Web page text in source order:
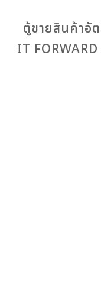
ตู้ขายสินค้าอั
IT